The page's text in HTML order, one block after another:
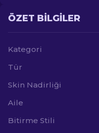
ÖZET BILGILER
Kategori
Tür
Skin Nadirliği
Aile
Bitirme Stili